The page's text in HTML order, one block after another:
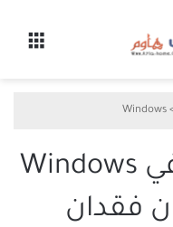
Windows
إيقاف OneDrive في Windows
فقدان